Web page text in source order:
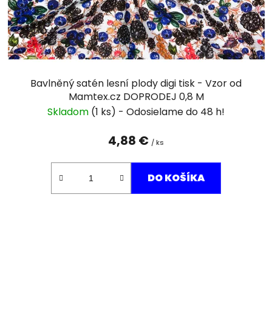
Bavlněný satén lesní plody digi tisk - Vzor od
Mamtex.cz DOPRODEJ 0,8 M
Skladom (1 ks)
4,88 € / ks
DO KOŠÍKA